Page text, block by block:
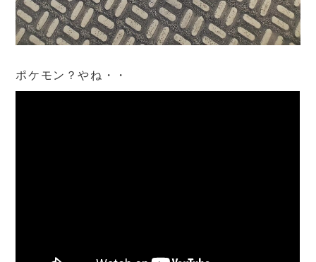
ポケモン？やね・・